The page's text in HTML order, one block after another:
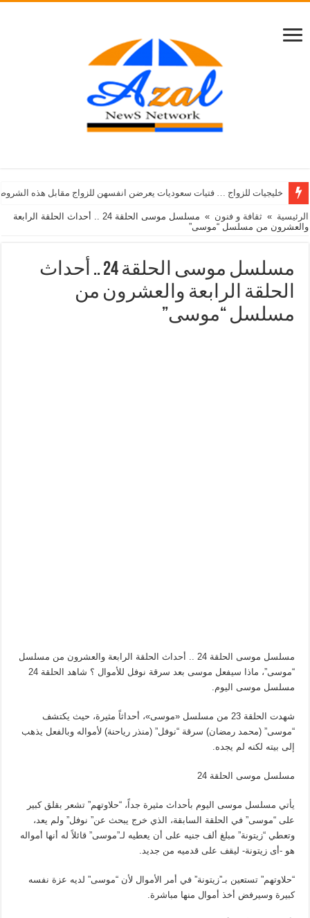
خليجيات للزواج … فتيات سعوديات يعرضن انفسهن للزواج مقابل هذه
الرئيسية » ثقافة و فنون »
مسلسل موسى الحلقة 24 .. أحداث الحلقة الرابعة
والعشرون من مسلسل “موسى”
مسلسل موسى الحلقة 24 .. أحداث
الحلقة الرابعة والعشرون من
مسلسل “موسى”
مسلسل موسى الحلقة 24 .. أحداث الحلقة الرابعة والعشرون من مسلسل
“موسى”، ماذا سيفعل موسى بعد سرقة نوفل للأموال ؟ شاهد الحلقة 24
مسلسل موسى اليوم.
شهدت الحلقة 23 من مسلسل «موسى»، أحداثاً مثيرة، حيث يكتشف
“موسى” (محمد رمضان) سرقة “نوفل” (منذر رياحنة) لأمواله وبالفعل يذهب
إلى بيته لكنه لم يجده.
مسلسل موسى الحلقة 24
يأتي مسلسل موسى اليوم بأحداث مثيرة جداً، “حلاوتهم” تشعر بقلق كبير
على “موسى” في الحلقة السابقة، الذي خرج يبحث عن” نوفل” ولم يعد،
وتعطي “زيتونة” مبلغ ألف جنيه على أن يعطيه لـ”موسى” قائلاً له أنها أمواله
هو -أى زيتونة- ليقف على قدميه من جديد.
“حلاوتهم” تستعين بـ”زيتونة” في أمر الأموال لأن “موسى” لديه عزة نفسه
كبيرة وسيرفض أخذ أموال منها مباشرة.